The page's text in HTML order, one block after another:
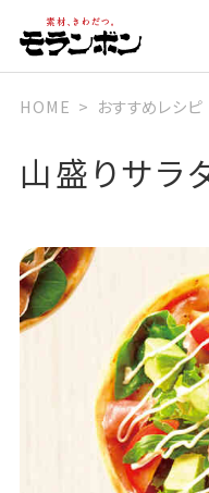
HOME おすすめレシピ
山盛りサラ